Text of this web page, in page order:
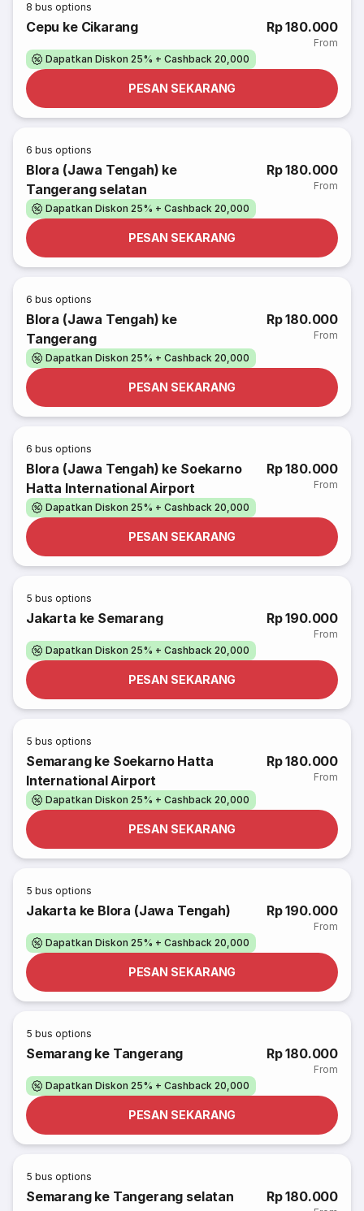
8 bus options
Cepu ke Cikarang Rp 180.000
From
Dapatkan Diskon 25% + Cashback 20,000
PESAN SEKARANG
6 bus options
Blora (Jawa Tengah) ke
Tangerang selatan
Rp 180.000
From
Dapatkan Diskon 25% + Cashback 20,000
PESAN SEKARANG
6 bus options
Blora (Jawa Tengah) ke
Tangerang
Rp 180.000
From
Dapatkan Diskon 25% + Cashback 20,000
PESAN SEKARANG
6 bus options
Blora (Jawa Tengah) ke Soekarno
Hatta International Airport
Rp 180.000
From
Dapatkan Diskon 25% + Cashback 20,000
PESAN SEKARANG
5 bus options
Jakarta ke Semarang Rp 190.000
From
Dapatkan Diskon 25% + Cashback 20,000
PESAN SEKARANG
5 bus options
Semarang ke Soekarno Hatta
International Airport
Rp 180.000
From
Dapatkan Diskon 25% + Cashback 20,000
PESAN SEKARANG
5 bus options
Jakarta ke Blora (Jawa Tengah) Rp 190.000
From
Dapatkan Diskon 25% + Cashback 20,000
PESAN SEKARANG
5 bus options
Semarang ke Tangerang Rp 180.000
From
Dapatkan Diskon 25% + Cashback 20,000
PESAN SEKARANG
5 bus options
Semarang ke Tangerang selatan Rp 180.000